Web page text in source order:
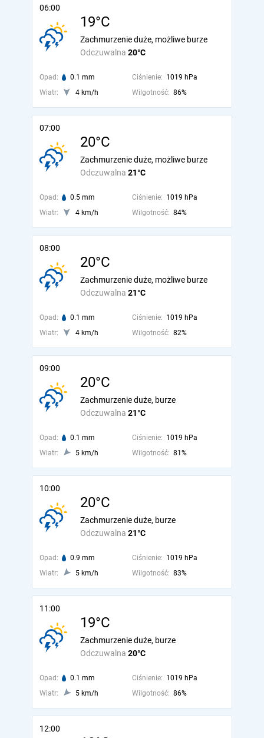
06:00
19°C
Odczuwalna 20°C
Zachmurzenie duże, możliwe burze
Opad: 0.1 mm Ciśnienie: 1019 hPa
Wiatr:
4 km/h Wilgotność: 86%
07:00
20°C
Odczuwalna 21°C
Zachmurzenie duże, możliwe burze
Opad: 0.5 mm Ciśnienie: 1019 hPa
Wiatr:
4 km/h Wilgotność: 84%
08:00
20°C
Odczuwalna 21°C
Zachmurzenie duże, możliwe burze
Opad: 0.1 mm Ciśnienie: 1019 hPa
Wiatr:
4 km/h Wilgotność: 82%
09:00
20°C
Odczuwalna 21°C
Zachmurzenie duże, burze
Opad: 0.1 mm Ciśnienie: 1019 hPa
Wiatr:
5 km/h Wilgotność: 81%
10:00
20°C
Odczuwalna 21°C
Zachmurzenie duże, burze
Opad: 0.9 mm Ciśnienie: 1019 hPa
Wiatr:
5 km/h Wilgotność: 83%
11:00
19°C
Odczuwalna 20°C
Zachmurzenie duże, burze
Opad: 0.1 mm Ciśnienie: 1019 hPa
Wiatr:
5 km/h Wilgotność: 86%
12:00